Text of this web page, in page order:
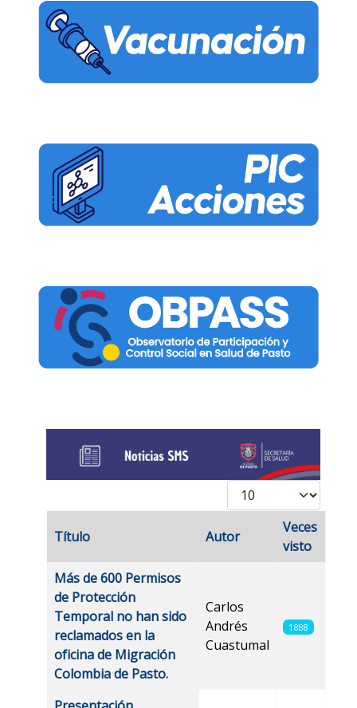
Cantidad
Artículos
Título Autor
Veces
visto
Más de 600 Permisos
de Protección
Temporal no han sido
reclamados en la
oficina de Migración
Colombia de Pasto.
Carlos
Andrés
Cuastumal
1888